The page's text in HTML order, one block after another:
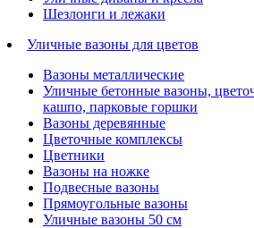
Шезлонги и лежаки
Уличные вазоны для цветов
Вазоны металлические
Уличные бетонные вазоны,
кашпо, парковые горшки
Вазоны деревянные
Цветочные комплексы
Цветники
Вазоны на ножке
Подвесные вазоны
Прямоугольные вазоны
Уличные вазоны 50 см